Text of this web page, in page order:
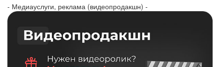
- Медиауслуги, реклама (видеопродакшн) -